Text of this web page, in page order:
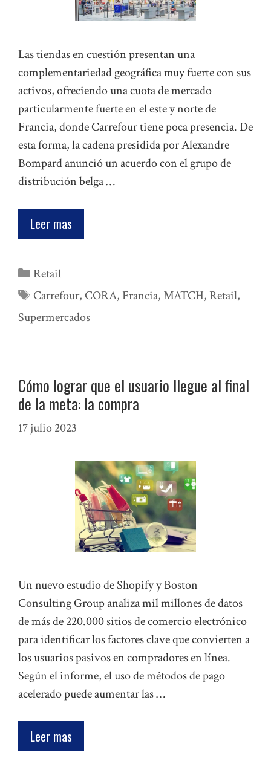
Las tiendas en cuestión presentan una
complementariedad geográfica muy fuerte con sus
activos, ofreciendo una cuota de mercado
particularmente fuerte en el este y norte de
Francia, donde Carrefour tiene poca presencia. De
esta forma, la cadena presidida por Alexandre
Bompard anunció un acuerdo con el grupo de
distribución belga …
Leer mas
Categorías
Retail
Etiquetas
Carrefour, CORA, Francia,MATCH, Retail,
Supermercados
Cómo lograr que el usuario llegue al final
de la meta: la compra
17 julio 2023
Un nuevo estudio de Shopify y Boston
Consulting Group analiza mil millones de datos
de más de 220.000 sitios de comercio electrónico
para identificar los factores clave que convierten a
los usuarios pasivos en compradores en línea.
Según el informe, el uso de métodos de pago
acelerado puede aumentar las …
Leer mas